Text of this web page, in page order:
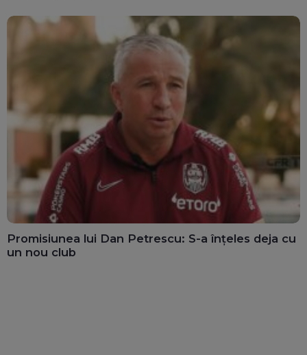
Promisiunea lui Dan Petrescu: S-a înțeles deja cu
un nou club